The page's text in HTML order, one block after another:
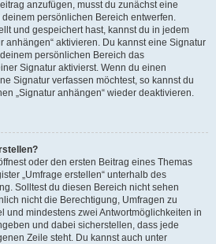
anzufügen, musst du zunächst eine
persönlichen Bereich entwerfen.
und gespeichert hast, kannst du in jedem
anhängen“ aktivieren. Du kannst eine Signatur
persönlichen Bereich das
Signatur aktivierst. Wenn du einen
Signatur verfassen möchtest, so kannst du
„Signatur anhängen“ wieder deaktivieren.
oder den ersten Beitrag eines Themas
„Umfrage erstellen“ unterhalb des
Solltest du diesen Bereich nicht sehen
nicht die Berechtigung, Umfragen zu
und mindestens zwei Antwortmöglichkeiten in
und dabei sicherstellen, dass jede
Zeile steht. Du kannst auch unter